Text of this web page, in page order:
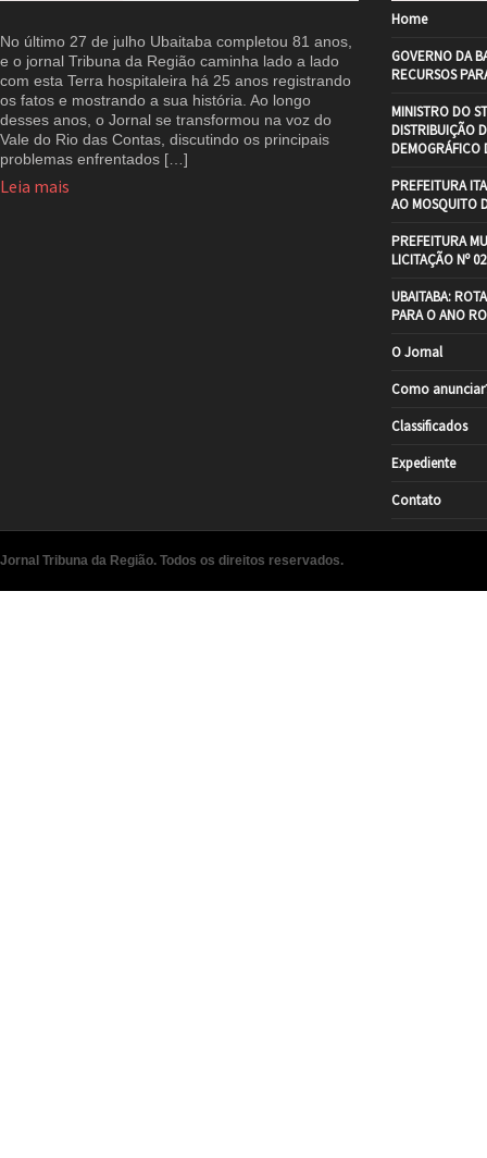
No último 27 de julho Ubaitaba completou 81 anos,
e o jornal Tribuna da Região caminha lado a lado
com esta Terra hospitaleira há 25 anos registrando
os fatos e mostrando a sua história. Ao longo
desses anos, o Jornal se transformou na voz do
Vale do Rio das Contas, discutindo os principais
problemas enfrentados […]
Leia mais
Home
GOVERNO DA
RECURSOS
MINISTRO DO
DISTRIBUIÇÃO
DEMOGRÁFICO
PREFEITURA
AO MOSQUITO
PREFEITURA
LICITAÇÃO Nº
UBAITABA:
PARA O ANO
O Jornal
Como
Classificados
Expediente
Contato
Jornal Tribuna da Região. Todos os direitos reservados.